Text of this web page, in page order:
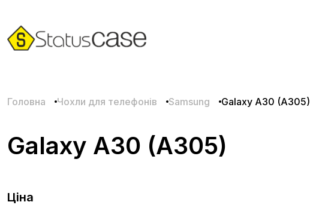
Головна Чохли для телефонів Samsung Galaxy A30 (A305)
Galaxy A30 (A305)
Ціна